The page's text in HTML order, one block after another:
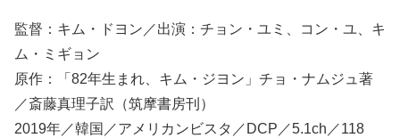
監督：キム・ドヨン／出演：チョン・ユミ、コン・ユ、キ
ム・ミギョン
原作：「82年生まれ、キム・ジヨン」チョ・ナムジュ著
／斎藤真理子訳（筑摩書房刊）
2019年／韓国／アメリカンビスタ／DCP／5.1ch／118